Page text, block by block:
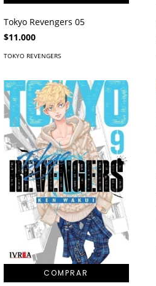
Tokyo Revengers 05
$11.000
TOKYO REVENGERS